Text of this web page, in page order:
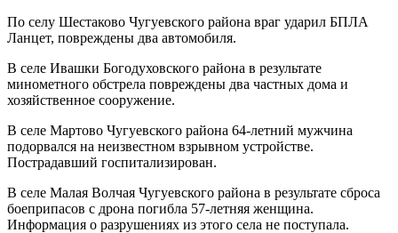
По селу Шестаково Чугуевского района враг ударил БПЛА
Ланцет, повреждены два автомобиля.
В селе Ивашки Богодуховского района в результате
минометного обстрела повреждены два частных дома и
хозяйственное сооружение.
В селе Мартово Чугуевского района 64-летний мужчина
подорвался на неизвестном взрывном устройстве.
Пострадавший госпитализирован.
В селе Малая Волчая Чугуевского района в результате сброса
боеприпасов с дрона погибла 57-летняя женщина.
Информация о разрушениях из этого села не поступала.